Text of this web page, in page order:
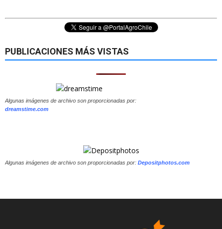
PUBLICACIONES MÁS VISTAS
Algunas imágenes de archivo son proporcionadas por:
dreamstime.com
Algunas imágenes de archivo son proporcionadas por: Depositphotos.com